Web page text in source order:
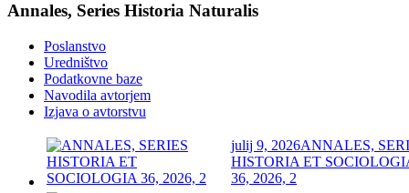
Annales, Series Historia Naturalis
Poslanstvo
Uredništvo
Podatkovne baze
Navodila avtorjem
Izjava o avtorstvu
julij 9, 2026ANNALES,
HISTORIA ET
36, 2026, 2